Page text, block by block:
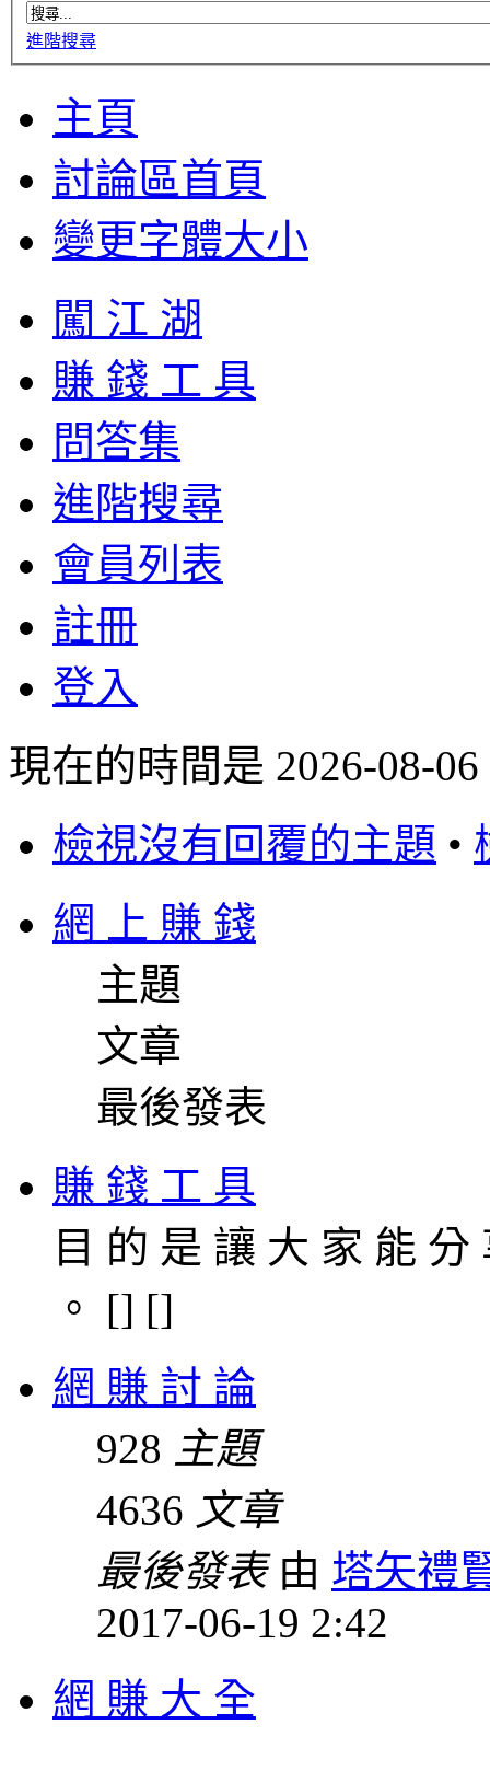
進階搜尋
主頁
討論區首頁
變更字體大小
闖 江 湖
賺 錢 工 具
問答集
進階搜尋
會員列表
註冊
登入
現在的時間是 2026-08-06
檢視沒有回覆的主題 •
網 上 賺 錢
主題
文章
最後發表
賺 錢 工 具
目 的 是 讓 大 家 能
。 [] []
網 賺 討 論
928 主題
4636 文章
最後發表由 塔矢禮
2017-06-19 2:42
網 賺 大 全